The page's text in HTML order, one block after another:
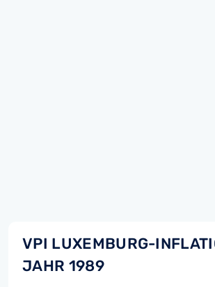
VPI LUXEMBURG-
JAHR 1989